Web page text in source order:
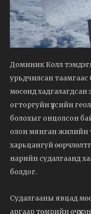
Доминик Колл
урьдчилсан
мөсөнд хадгалагдсан
огторгуйн үүлсийн
болохыг онцолсон
олон мянган жилийн
харьцангуй
нарийн судалгаанд
болдог.
Судалгааны явцад
аргаар төмрийн